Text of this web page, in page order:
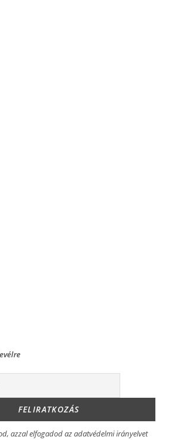
azzal elfogadod az adatvédelmi irányelvet